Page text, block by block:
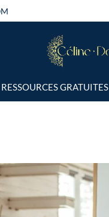
RESSOURCES GRATUITES